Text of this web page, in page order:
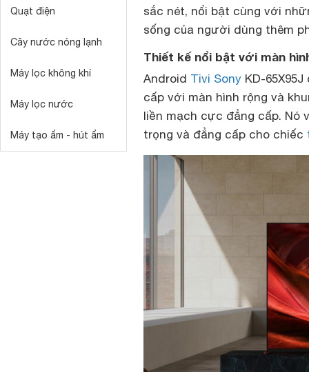
Quạt điện
Cây nước nóng lạnh
Máy lọc không khí
Máy lọc nước
Máy tạo ẩm - hút ẩm
sắc nét, nổi bật cùng với
sống của người dùng thêm
Thiết kế nổi bật với màn
Android Tivi Sony KD-
cấp với màn hình rộng và
liền mạch cực đẳng cấp. Nó
trọng và đẳng cấp cho chiếc